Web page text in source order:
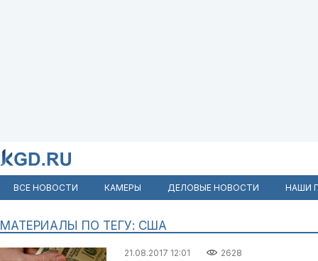
ВСЕ НОВОСТИ КАМЕРЫ ДЕЛОВЫЕ НОВОСТИ НАШИ
МАТЕРИАЛЫ ПО ТЕГУ: США
21.08.2017 12:01 2628